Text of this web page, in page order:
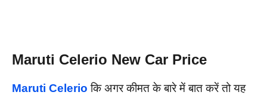
Maruti Celerio New Car Price
Maruti Celerio कि अगर कीमत के बारे में बात करें तो यह